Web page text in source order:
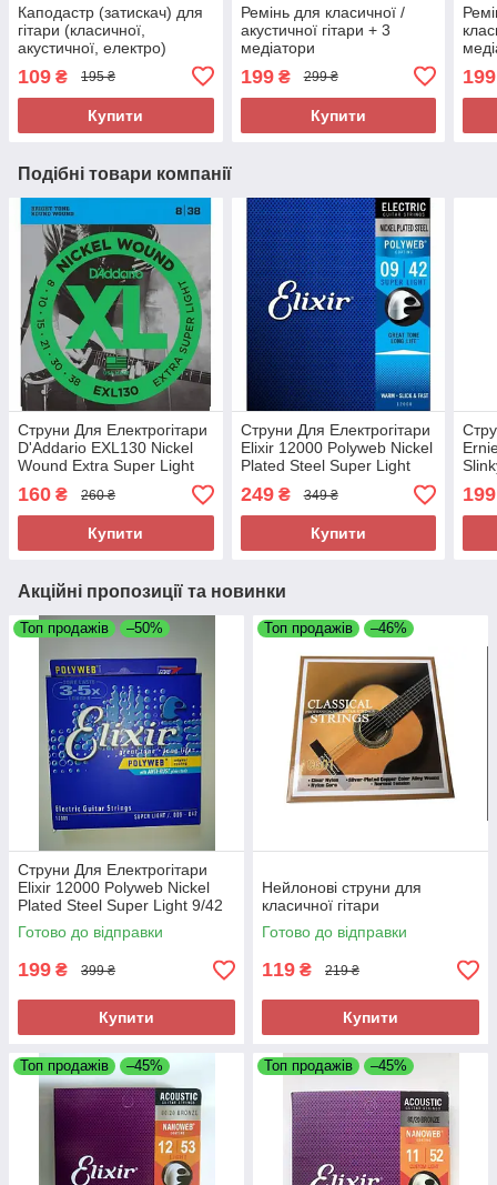
Каподастр (затискач) для
гітари (класичної,
акустичної, електро)
109 ₴ 195 ₴
Купити
Ремінь для класичної /
акустичної гітари + 3
медіатори
199₴ 299 ₴
Купити
199
Подібні товари компанії
Струни Для Електрогітари
D'Addario EXL130 Nickel
Wound Extra Super Light
Electric Strings 8/38
160 ₴ 260 ₴
Купити
Струни Для Електрогітари
Elixir 12000 Polyweb Nickel
Plated Steel Super Light
9/42
249₴ 349 ₴
Купити
199
Акційні пропозиції та новинки
Топ продажів –50%
Струни Для Електрогітари
Elixir 12000 Polyweb Nickel
Plated Steel Super Light 9/42
Готово до відправки
199 ₴ 399 ₴
Купити
Топ продажів –46%
Нейлонові струни для
класичної гітари
Готово до відправки
119 ₴ 219 ₴
Купити
Топ продажів –45% Топ продажів –45%